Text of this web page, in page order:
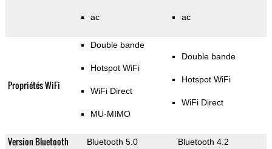
ac ac
Propriétés WiFi
Double bande
Hotspot WiFi
WiFi Direct
MU-MIMO
Double bande
Hotspot WiFi
WiFi Direct
Version Bluetooth Bluetooth 5.0 Bluetooth 4.2